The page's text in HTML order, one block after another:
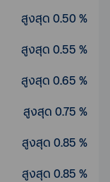
สูงสุด 0.50 %
สูงสุด 0.55 %
สูงสุด 0.65 %
สูงสุด 0.75 %
สูงสุด 0.85 %
สูงสุด 0.85 %